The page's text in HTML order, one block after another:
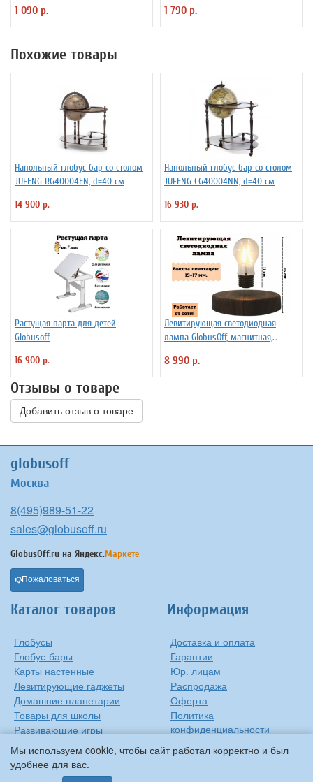
Мы используем cookie, чтобы сайт работал корректно и был
удобнее для вас.
1 090 р. 1 790 р.
Похожие товары
Напольный глобус бар со столом
JUFENG RG40004EN, d=40 см
14 900 р.
Напольный глобус бар со столом
JUFENG CG40004NN, d=40 см
16 930 р.
Растущая парта для детей
Globusoff
16 900 р.
Левитирующая светодиодная
лампа GlobusOff, магнитная,
8 990 р.
Отзывы о товаре
Добавить отзыв о товаре
globusoff
Москва
8(495)989-51-22
sales@globusoff.ru
GlobusOff.ru на Яндекс.Маркете
Пожаловаться
Каталог товаров
Глобусы
Глобус-бары
Карты настенные
Левитирующие гаджеты
Домашние планетарии
Товары для школы
Развивающие игры
Оригинальные игрушки
Подарки на Новый Год
Прочее
Информация
Доставка и оплата
Гарантии
Юр. лицам
Распродажа
Оферта
Политика
конфиденциальности
О компании